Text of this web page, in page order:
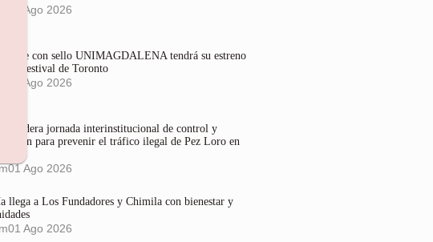
05 Ago 2026
con sello UNIMAGDALENA tendrá su estreno
en Festival de Toronto
05 Ago 2026
lidera jornada interinstitucional de control y
para prevenir el tráfico ilegal de Pez Loro en
01 Ago 2026
llega a Los Fundadores y Chimila con bienestar y
01 Ago 2026